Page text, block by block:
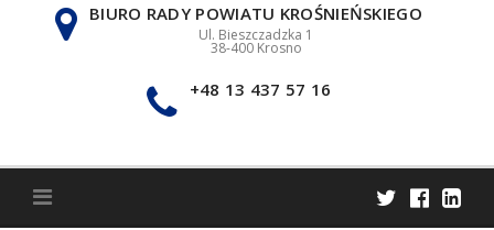
BIURO RADY POWIATU KROŚNIEŃSKIEGO
Ul. Bieszczadzka 1
38-400 Krosno
+48 13 437 57 16